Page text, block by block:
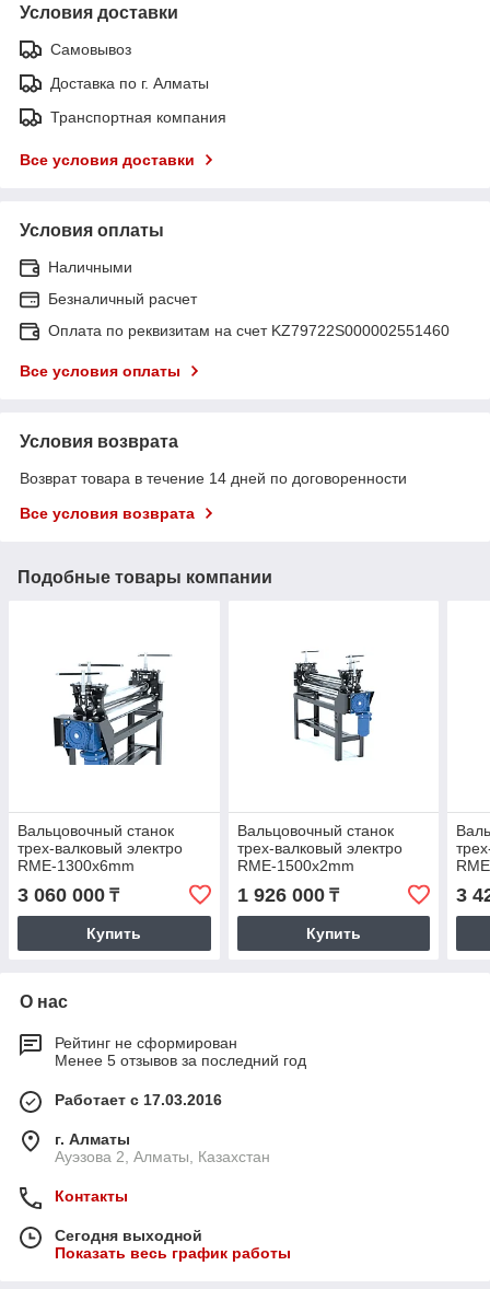
Условия доставки
Самовывоз
Доставка по г. Алматы
Транспортная компания
Все условия доставки
Условия оплаты
Наличными
Безналичный расчет
Оплата по реквизитам на счет KZ79722S000002551460
Все условия оплаты
Условия возврата
Возврат товара в течение 14 дней по договоренности
Все условия возврата
Подобные товары компании
Вальцовочный станок
трех-валковый электро
RME-1300x6mm
3 060 000 ₸
Купить
Вальцовочный станок
трех-валковый электро
RME-1500x2mm
1 926 000₸
Купить
3
О нас
Рейтинг не сформирован
Менее 5 отзывов за последний год
Работает с 17.03.2016
г. Алматы
Ауэзова 2, Алматы, Казахстан
Контакты
Сегодня выходной
Показать весь график работы